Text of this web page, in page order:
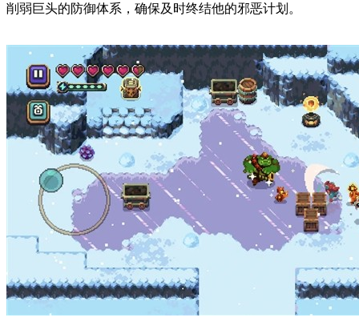
削弱巨头的防御体系，确保及时终结他的邪恶计划。